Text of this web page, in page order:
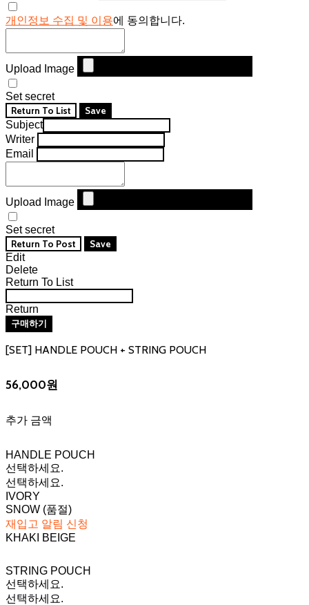
개인정보 수집 및 이용에 동의합니다.
Upload Image
Set secret
Return To List Save
Subject
Writer
Email
Upload Image
Set secret
Return To Post Save
Edit
Delete
Return To List
Return
구매하기
[SET] HANDLE POUCH + STRING POUCH
56,000원
추가 금액
HANDLE POUCH
선택하세요.
선택하세요.
IVORY
SNOW (품절)
재입고 알림 신청
KHAKI BEIGE
STRING POUCH
선택하세요.
선택하세요.